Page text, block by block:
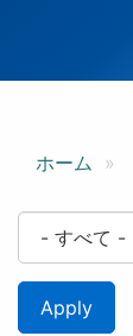
ホーム
Apply